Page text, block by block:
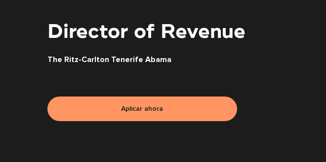
Director of Revenue
The Ritz-Carlton Tenerife Abama
Aplicar ahora